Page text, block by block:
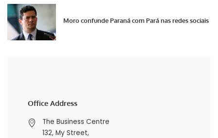
Moro confunde Paraná com Pará nas redes sociais
Office Address
The Business Centre
132, My Street,